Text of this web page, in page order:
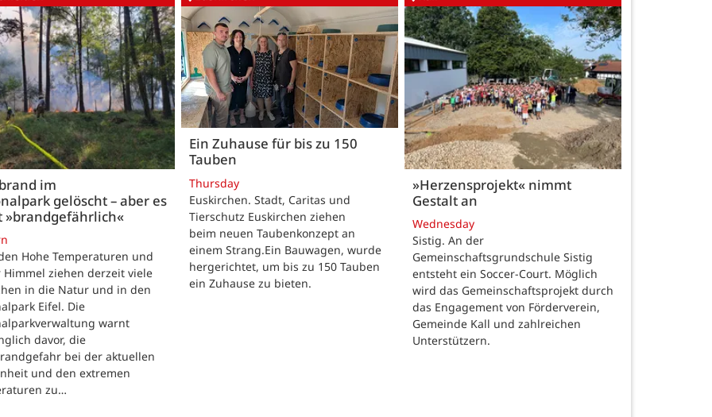
im
gelöscht – aber es
»brandgefährlich«
Hohe Temperaturen und
Himmel ziehen derzeit viele
in die Natur und in den
Eifel. Die
warnt
davor, die
bei der aktuellen
und den extremen
zu…
Ein Zuhause für bis zu 150
Tauben
Thursday
Euskirchen. Stadt, Caritas und
Tierschutz Euskirchen ziehen
beim neuen Taubenkonzept an
einem Strang.Ein Bauwagen, wurde
hergerichtet, um bis zu 150 Tauben
ein Zuhause zu bieten.
»Herzensprojekt« nimmt
Gestalt an
Wednesday
Sistig. An der
Gemeinschaftsgrundschule Sistig
entsteht ein Soccer-Court. Möglich
wird das Gemeinschaftsprojekt durch
das Engagement von Förderverein,
Gemeinde Kall und zahlreichen
Unterstützern.